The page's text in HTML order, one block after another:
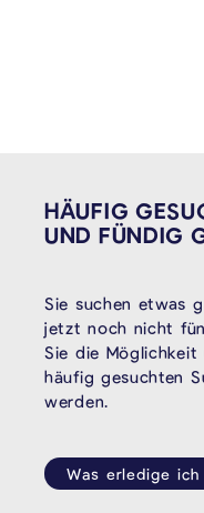
HÄUFIG
UND FÜNDIG
Sie suchen etwas
jetzt noch nicht
Sie die Möglichkeit
häufig gesuchten
werden.
Was erledige